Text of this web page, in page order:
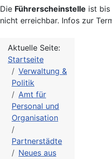
Die Führerscheinstelle ist bis
nicht erreichbar. Infos zur
Aktuelle Seite:
Startseite
Verwaltung &
Politik
Amt für
Personal und
Organisation
Partnerstädte
Neues aus